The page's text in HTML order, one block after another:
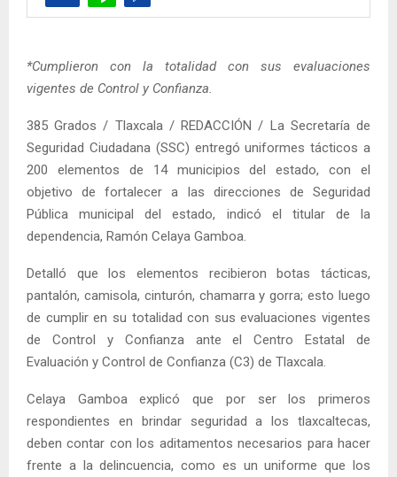
*Cumplieron con la totalidad con sus evaluaciones
vigentes de Control y Confianza.
385 Grados / Tlaxcala / REDACCIÓN / La Secretaría de
Seguridad Ciudadana (SSC) entregó uniformes tácticos a
200 elementos de 14 municipios del estado, con el
objetivo de fortalecer a las direcciones de Seguridad
Pública municipal del estado, indicó el titular de la
dependencia, Ramón Celaya Gamboa.
Detalló que los elementos recibieron botas tácticas,
pantalón, camisola, cinturón, chamarra y gorra; esto luego
de cumplir en su totalidad con sus evaluaciones vigentes
de Control y Confianza ante el Centro Estatal de
Evaluación y Control de Confianza (C3) de Tlaxcala.
Celaya Gamboa explicó que por ser los primeros
respondientes en brindar seguridad a los tlaxcaltecas,
deben contar con los aditamentos necesarios para hacer
frente a la delincuencia, como es un uniforme que los